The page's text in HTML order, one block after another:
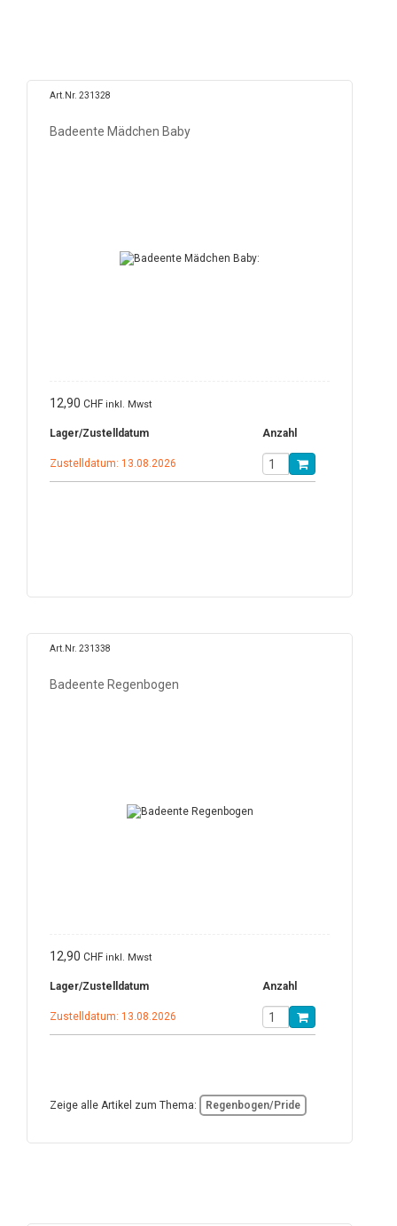
Art.Nr. 231328
Badeente Mädchen Baby
12,90 CHF inkl. Mwst
Lager/Zustelldatum Anzahl
Zustelldatum: 13.08.2026
Art.Nr. 231338
Badeente Regenbogen
12,90 CHF inkl. Mwst
Lager/Zustelldatum Anzahl
Zustelldatum: 13.08.2026
Zeige alle Artikel zum Thema: Regenbogen/Pride